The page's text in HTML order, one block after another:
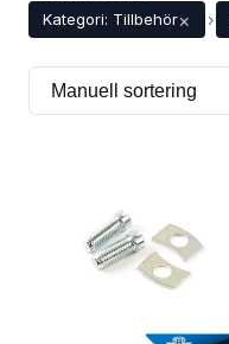
Kategori: Tillbehör× ›